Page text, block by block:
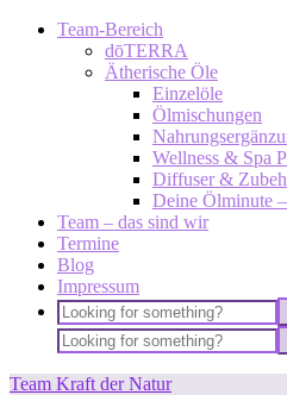
Team-Bereich
dōTERRA
Ätherische Öle
Einzelöle
Ölmischungen
Wellness & Spa
Diffuser &
Deine Ölminute
Team – das sind wir
Termine
Blog
Impressum
Team Kraft der Natur